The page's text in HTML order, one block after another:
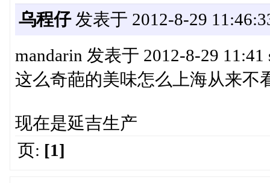
乌程仔发表于 2012-8-29
mandarin 发表于 2012-8-29
这么奇葩的美味怎么上海从来不
现在是延吉生产
页: [1]